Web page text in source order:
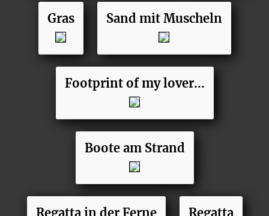
Gras Sand mit Muscheln
Footprint of my lover...
Boote am Strand
Regatta in der Ferne Regatta